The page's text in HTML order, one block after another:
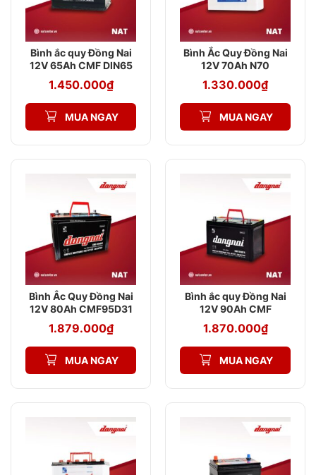
Bình ắc quy Đồng Nai
12V 65Ah CMF DIN65
Chính Hãng
1.450.000₫
MUA NGAY
Bình Ắc Quy Đồng Nai
12V 70Ah N70
1.330.000₫
MUA NGAY
Bình Ắc Quy Đồng Nai
12V 80Ah CMF95D31
1.879.000₫
MUA NGAY
Bình ắc quy Đồng Nai
12V 90Ah CMF
105D31L
1.870.000₫
MUA NGAY